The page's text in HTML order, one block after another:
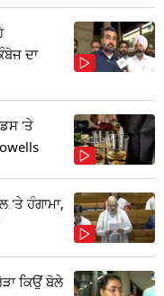
ਦਾ
'ਤੇ
'ਤੇ ਹੰਗਾਮਾ,
ਕਿਉਂ ਬੋਲੇ